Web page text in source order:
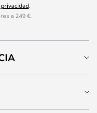
.
a 249 €.